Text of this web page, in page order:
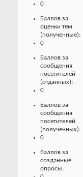
0
Баллов за
оценки тем
(полученные):
0
Баллов за
сообщения
посетителей
(отданных):
0
Баллов за
сообщения
посетителей
(полученных):
0
Баллов за
созданные
опросы: